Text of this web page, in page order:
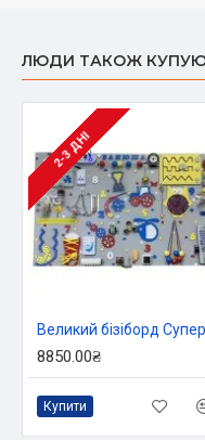
ЛЮДИ ТАКОЖ
2-3 ДНІ
8850.00₴
Купити